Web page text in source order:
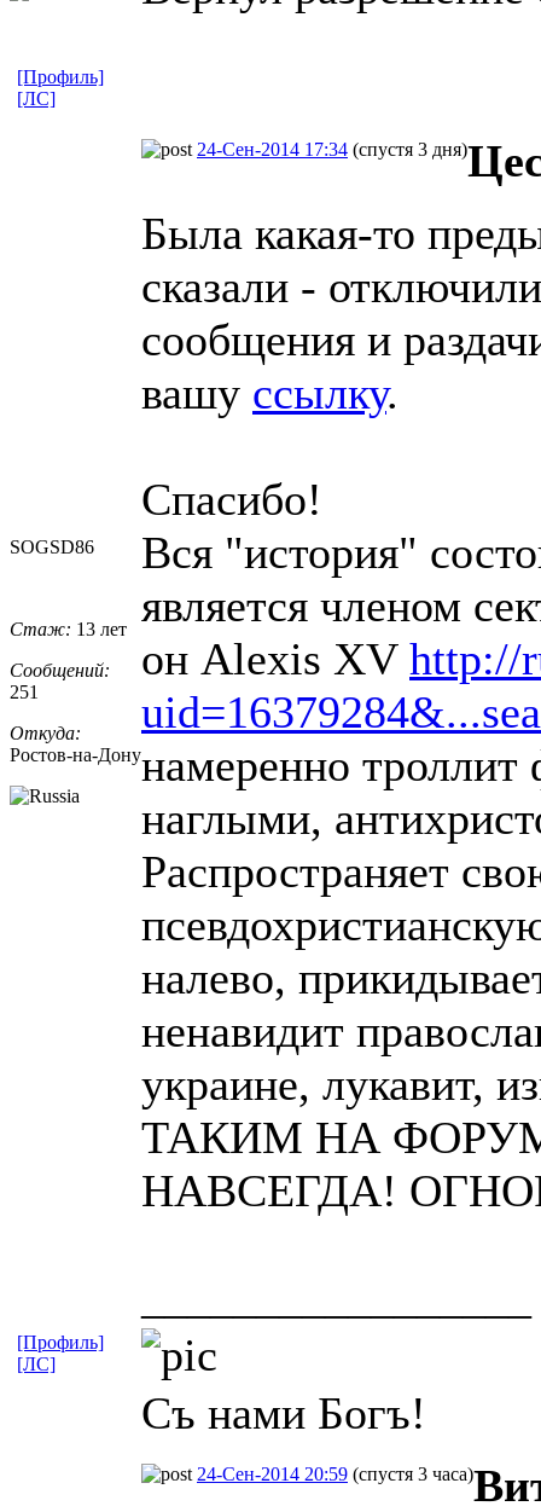
[Профиль]
[ЛС]
SOGSD86
Стаж: 13 лет
Сообщений:
251
Откуда:
Ростов-на-До​ну
24-Сен-2014 17:34 (спустя 3 дня)
Была какая-то
сказали -
сообщения и
вашу ссылку.
Спасибо!
Вся "история"
является членом
он Alexis XV http://
намеренно
наглыми,
Распространяет
налево,
ненавидит
украине, лукавит,
ТАКИМ НА
НАВСЕГДА!
Съ нами Богъ!
[Профиль]
[ЛС]
24-Сен-2014 20:59 (спустя 3 часа)